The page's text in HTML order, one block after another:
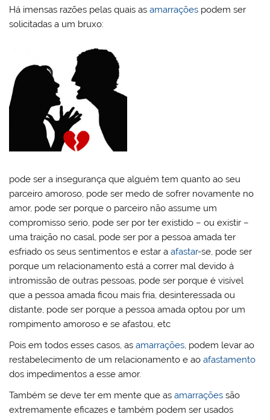
Há imensas razões pelas quais asamarrações podem ser
solicitadas a um bruxo:
pode ser a insegurança que alguém tem quanto ao seu
parceiro amoroso, pode ser medo de sofrer novamente no
amor, pode ser porque o parceiro não assume um
compromisso serio, pode ser por ter existido – ou existir –
uma traição no casal, pode ser por a pessoa amada ter
esfriado os seus sentimentos e estar aafastar-se, pode ser
porque um relacionamento está a correr mal devido á
intromissão de outras pessoas, pode ser porque é visível
que a pessoa amada ficou mais fria, desinteressada ou
distante, pode ser porque a pessoa amada optou por um
rompimento amoroso e se afastou, etc
Pois em todos esses casos, asamarrações, podem levar ao
restabelecimento de um relacionamento e aoafastamento
dos impedimentos a esse amor.
Também se deve ter em mente que asamarrações são
extremamente eficazes e também podem ser usados ​​